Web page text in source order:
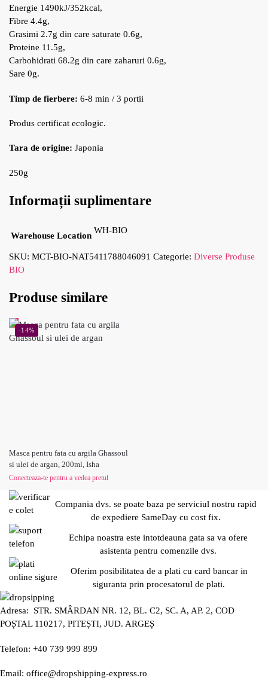
Energie 1490kJ/352kcal,
Fibre 4.4g,
Grasimi 2.7g din care saturate 0.6g,
Proteine 11.5g,
Carbohidrati 68.2g din care zaharuri 0.6g,
Sare 0g.
Timp de fierbere: 6-8 min / 3 portii
Produs certificat ecologic.
Tara de origine: Japonia
250g
Informații suplimentare
Warehouse Location
WH-BIO
SKU: MCT-BIO-NAT5411788046091 Categorie: Diverse Produse
BIO
Produse similare
-14%
Masca pentru fata cu argila Ghassoul
si ulei de argan, 200ml, Isha
Conecteaza-te pentru a vedea pretul
Compania dvs. se poate baza pe serviciul nostru rapid
de expediere SameDay cu cost fix.
Echipa noastra este intotdeauna gata sa va ofere
asistenta pentru comenzile dvs.
Oferim posibilitatea de a plati cu card bancar in
siguranta prin procesatorul de plati.
Adresa: STR. SMÂRDAN NR. 12, BL. C2, SC. A, AP. 2, COD
POȘTAL 110217, PITEȘTI, JUD. ARGEȘ
Telefon: +40 739 999 899
Email: office@dropshipping-express.ro